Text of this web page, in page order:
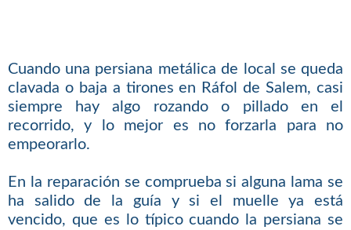
Cuando una persiana metálica de local se queda
clavada o baja a tirones en Ráfol de Salem, casi
siempre hay algo rozando o pillado en el
recorrido, y lo mejor es no forzarla para no
empeorarlo.
En la reparación se comprueba si alguna lama se
ha salido de la guía y si el muelle ya está
vencido, que es lo típico cuando la persiana se